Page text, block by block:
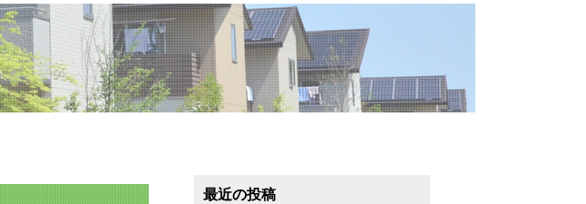
売却されたお客様の声 不動産売却に関するよくある質問
不動産購入に関するよくある質問
最近の投稿